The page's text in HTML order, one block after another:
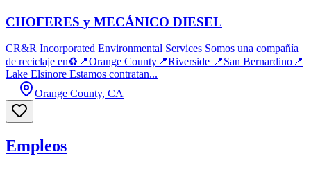
CHOFERES y MECÁNICO DIESEL
CR&R Incorporated Environmental Services Somos una compañía
de reciclaje en♻️📍Orange County📍Riverside 📍San Bernardino📍
Lake Elsinore Estamos contratan...
Orange County, CA
Empleos